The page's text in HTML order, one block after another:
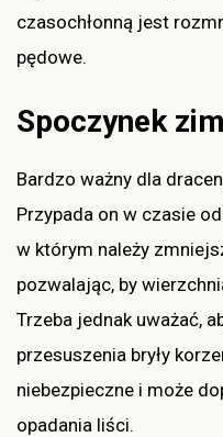
czasochłonną jest
pędowe.
Spoczynek
Bardzo ważny dla
Przypada on w czasie
w którym należy
pozwalając, by
Trzeba jednak uważać,
przesuszenia bryły
niebezpieczne i może
opadania liści.